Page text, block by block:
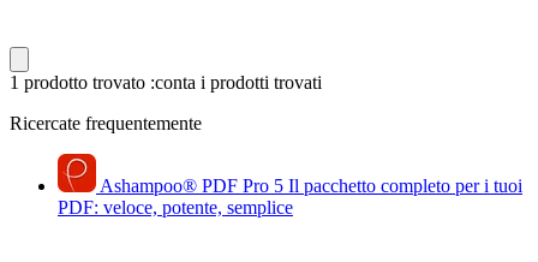
1 prodotto trovato :conta i prodotti trovati
Ricercate frequentemente
Ashampoo® PDF Pro 5 Il pacchetto completo per i tuoi
PDF: veloce, potente, semplice